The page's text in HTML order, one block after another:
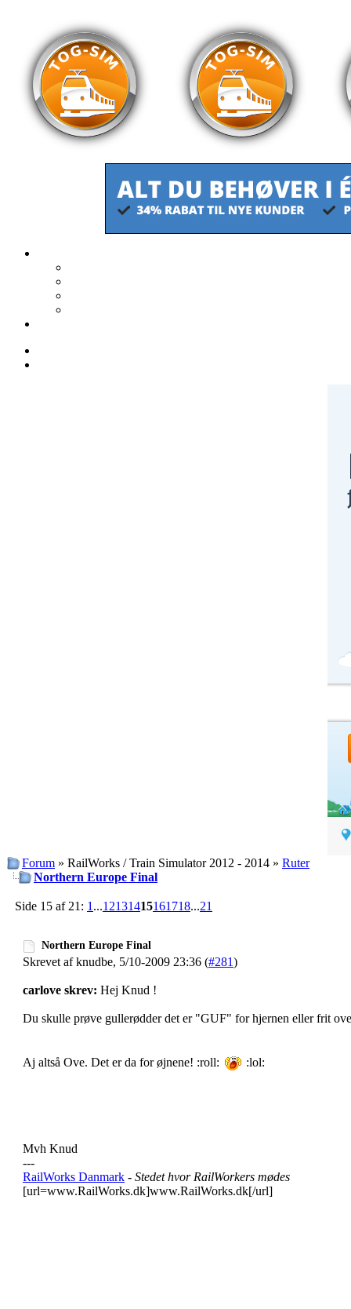
Forum » RailWorks / Train Simulator 2012 - 2014 » Ruter
Northern Europe Final
Side 15 af 21: 1 ...12131415161718...21
Northern Europe Final
Skrevet af knudbe, 5/10-2009 23:36 (#281)
carlove skrev: Hej Knud !
Du skulle prøve gullerødder det er "GUF" for hjernen eller frit
Aj altså Ove. Det er da for øjnene! :roll: :lol:
Mvh Knud
---
RailWorks Danmark - Stedet hvor RailWorkers mødes
[url=www.RailWorks.dk]www.RailWorks.dk[/url]